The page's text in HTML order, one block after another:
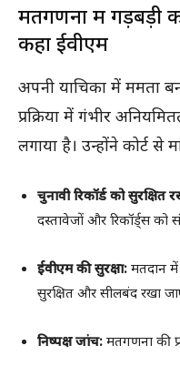
मतगणना में गड़बड़ी
कहा ईवीएम
अपनी याचिका में ममता
प्रक्रिया में गंभीर
लगाया है। उन्होंने कोर्ट से
चुनावी रिकॉर्ड को सुरक्षित
दस्तावेजों और रिकॉर्ड्स को
ईवीएम की सुरक्षा: मतदान
सुरक्षित और सीलबंद रखा
निष्पक्ष जांच: मतगणना की